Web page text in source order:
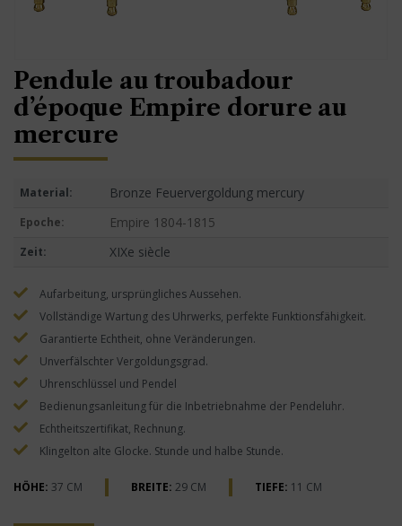
Pendule au troubadour
d’époque Empire dorure au
mercure
Material: Bronze Feuervergoldung mercury
Epoche: Empire 1804-1815
Zeit: XIXe siècle
Aufarbeitung, ursprüngliches Aussehen.
Vollständige Wartung des Uhrwerks, perfekte Funktionsfähigkeit.
Garantierte Echtheit, ohne Veränderungen.
Unverfälschter Vergoldungsgrad.
Uhrenschlüssel und Pendel
Bedienungsanleitung für die Inbetriebnahme der Pendeluhr.
Echtheitszertifikat, Rechnung.
Klingelton alte Glocke. Stunde und halbe Stunde.
HÖHE: 37 CM BREITE: 29 CM TIEFE: 11 CM